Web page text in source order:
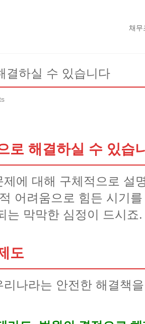
채무
결하실 수 있습니다
로 해결하실 수 있습
에 대해 구체적으로 설
어려움으로 힘든 시기
는 막막한 심정이 드시죠.
도
나라는 안전한 해결책